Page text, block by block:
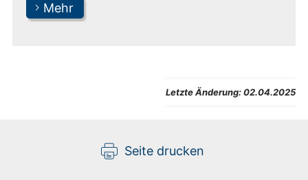
Mehr
Letzte Änderung:02.04.2025
Seite drucken